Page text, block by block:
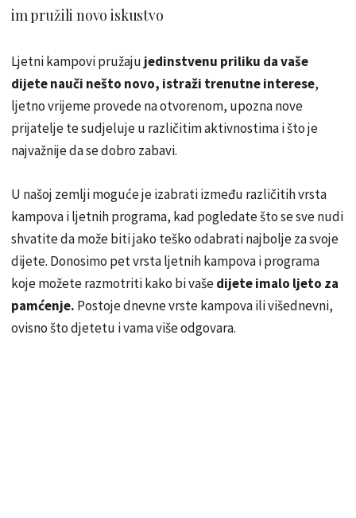
im pružili novo iskustvo
Ljetni kampovi pružaju jedinstvenu priliku da vaše
dijete nauči nešto novo, istraži trenutne interese,
ljetno vrijeme provede na otvorenom, upozna nove
prijatelje te sudjeluje u različitim aktivnostima i što je
najvažnije da se dobro zabavi.
U našoj zemlji moguće je izabrati između različitih vrsta
kampova i ljetnih programa, kad pogledate što se sve nudi
shvatite da može biti jako teško odabrati najbolje za svoje
dijete. Donosimo pet vrsta ljetnih kampova i programa
koje možete razmotriti kako bi vašedijete imalo ljeto za
pamćenje. Postoje dnevne vrste kampova ili višednevni,
ovisno što djetetu i vama više odgovara.